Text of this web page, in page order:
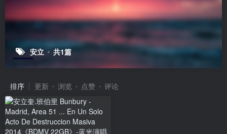
安立 共1篇
排序 更新 浏览 点赞 评论